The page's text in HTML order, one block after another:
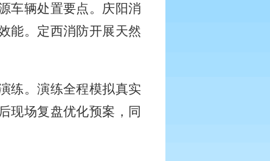
车辆处置要点。庆阳消
能。定西消防开展天然
练。演练全程模拟真实
现场复盘优化预案，同